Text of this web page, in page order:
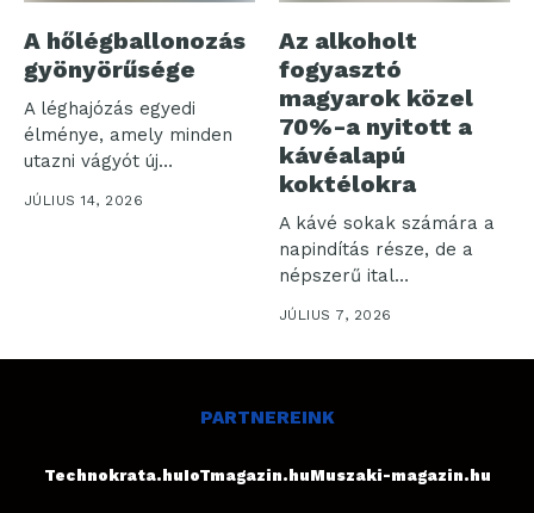
A hőlégballonozás
gyönyörűsége
A léghajózás egyedi
élménye, amely minden
utazni vágyót új
tapasztalatokkal
gazdagít. Ebben...
JÚLIUS 14, 2026
Az alkoholt
fogyasztó
magyarok közel
70%-a nyitott a
kávéalapú
koktélokra
A kávé sokak számára a
napindítás része, de a
népszerű ital
karakteres...
JÚLIUS 7, 2026
PARTNEREINK
Technokrata.huIoTmagazin.huMuszaki-magazin.hu